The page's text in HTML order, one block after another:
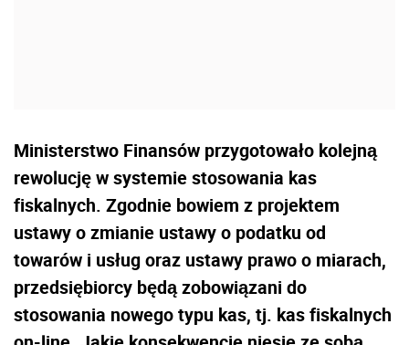
Ministerstwo Finansów przygotowało kolejną
rewolucję w systemie stosowania kas
fiskalnych. Zgodnie bowiem z projektem
ustawy o zmianie ustawy o podatku od
towarów i usług oraz ustawy prawo o miarach,
przedsiębiorcy będą zobowiązani do
stosowania nowego typu kas, tj. kas fiskalnych